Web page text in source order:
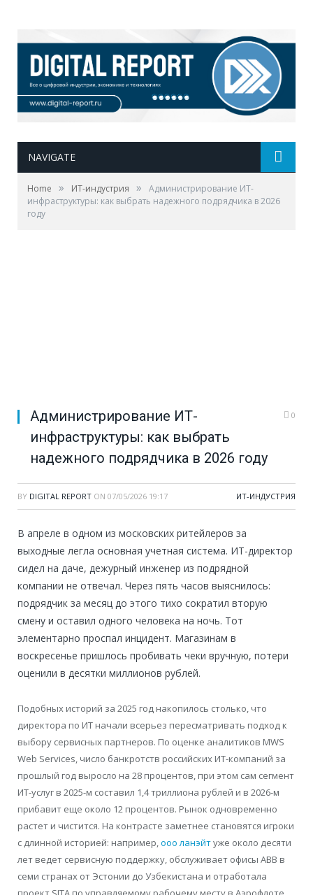
NAVIGATE
Home » ИТ-индустрия »
Администрирование ИТ-
инфраструктуры: как выбрать надежного подрядчика в 2026
году
Администрирование ИТ-
инфраструктуры: как выбрать
надежного подрядчика в 2026 году
0
BY DIGITAL REPORT ON 07/05/2026 19:17 ИТ-ИНДУСТРИЯ
В апреле в одном из московских ритейлеров за
выходные легла основная учетная система. ИТ-директор
сидел на даче, дежурный инженер из подрядной
компании не отвечал. Через пять часов выяснилось:
подрядчик за месяц до этого тихо сократил вторую
смену и оставил одного человека на ночь. Тот
элементарно проспал инцидент. Магазинам в
воскресенье пришлось пробивать чеки вручную, потери
оценили в десятки миллионов рублей.
Подобных историй за 2025 год накопилось столько, что
директора по ИТ начали всерьез пересматривать подход к
выбору сервисных партнеров. По оценке аналитиков MWS
Web Services, число банкротств российских ИТ-компаний за
прошлый год выросло на 28 процентов, при этом сам сегмент
ИТ-услуг в 2025-м составил 1,4 триллиона рублей и в 2026-м
прибавит еще около 12 процентов. Рынок одновременно
растет и чистится. На контрасте заметнее становятся игроки
с длинной историей: например,ооо ланэйтуже около десяти
лет ведет сервисную поддержку, обслуживает офисы ABB в
семи странах от Эстонии до Узбекистана и отработала